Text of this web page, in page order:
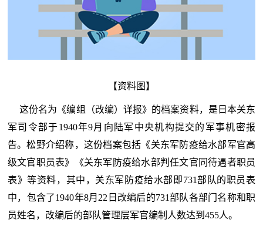
【资料图】
这份名为《编组（改编）详报》的档案资料，是日本关东
军司令部于1940年9月向陆军中央机构提交的军事机密报
告。松野介绍称，这份档案包括《关东军防疫给水部军官高
级文官职员表》《关东军防疫给水部判任文官同待遇者职员
表》等资料，其中，关东军防疫给水部即731部队的职员表
中，包含了1940年8月22日改编后的731部队各部门名称和职
员姓名，改编后的部队管理层军官编制人数达到455人。